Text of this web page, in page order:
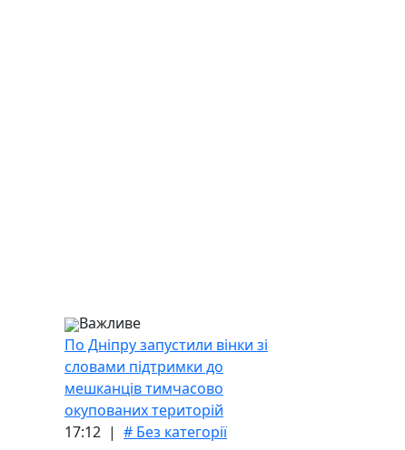
Важливе
По Дніпру запустили вінки зі
словами підтримки до
мешканців тимчасово
окупованих територій
17:12 | # Без категорії